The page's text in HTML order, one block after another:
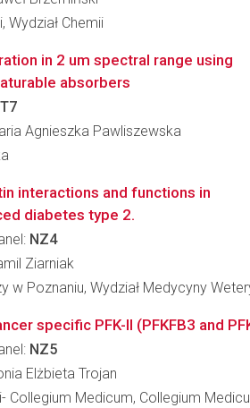
Wydział Chemii
in 2 um spectral range using
absorbers
Agnieszka Pawliszewska
interactions and functions in
diabetes type 2.
NZ4
Ziarniak
w Poznaniu, Wydział Medycyny
specific PFK-II (PFKFB3 and
NZ5
Elżbieta Trojan
Collegium Medicum, Collegium